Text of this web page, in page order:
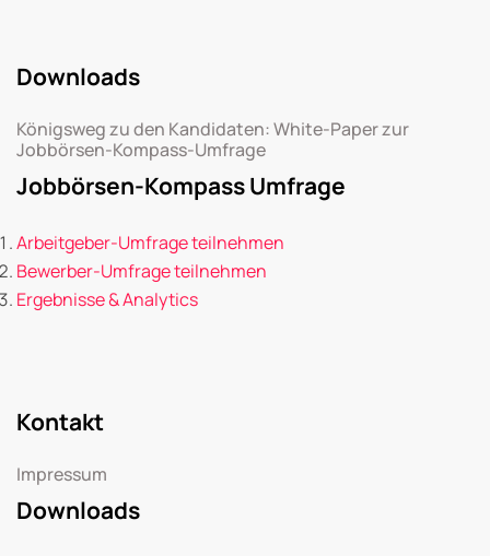
Downloads
Königsweg zu den Kandidaten: White-Paper zur
Jobbörsen-Kompass-Umfrage
Jobbörsen-Kompass Umfrage
Arbeitgeber-Umfrage teilnehmen
Bewerber-Umfrage teilnehmen
Ergebnisse & Analytics
Kontakt
Impressum
Downloads